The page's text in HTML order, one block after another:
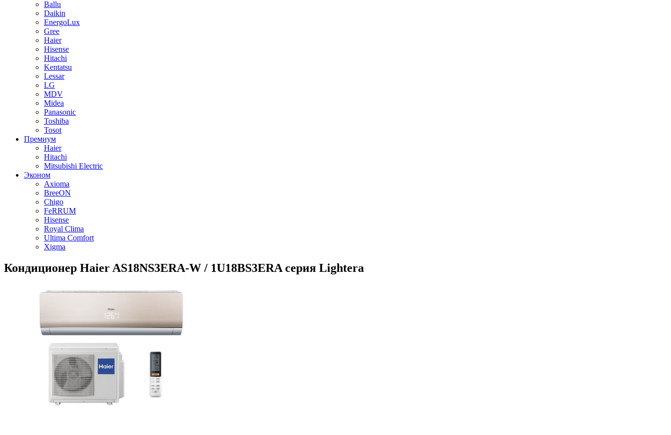
Ballu
Daikin
EnergoLux
Gree
Haier
Hisense
Hitachi
Kentatsu
Lessar
LG
MDV
Midea
Panasonic
Toshiba
Tosot
Премиум
Haier
Hitachi
Mitsubishi Electric
Эконом
Axioma
BreeON
Chigo
FeRRUM
Hisense
Royal Clima
Ultima Comfort
Xigma
Кондиционер Haier AS18NS3ERA-W / 1U18BS3ERA серия Lightera